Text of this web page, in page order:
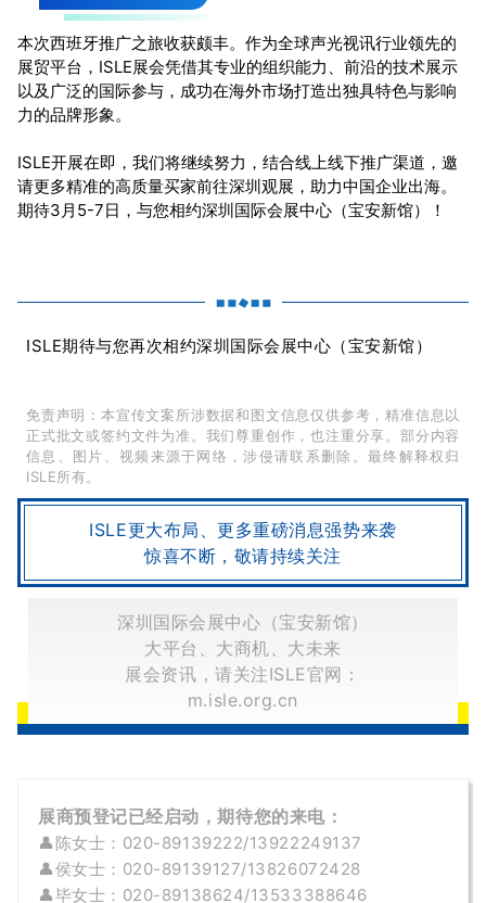
本次西班牙推广之旅收获颇丰。作为全球声光视讯行业领先的
展贸平台，ISLE展会凭借其专业的组织能力、前沿的技术展示
以及广泛的国际参与，成功在海外市场打造出独具特色与影响
力的品牌形象。
ISLE开展在即，我们将继续努力，结合线上线下推广渠道，邀
请更多精准的高质量买家前往深圳观展，助力中国企业出海。
期待3月5-7日，与您相约深圳国际会展中心（宝安新馆）！
ISLE期待与您再次相约深圳国际会展中心（宝安新馆）
免责声明：本宣传文案所涉数据和图文信息仅供参考，精准信息以
正式批文或签约文件为准。我们尊重创作，也注重分享。部分内容
信息、图片、视频来源于网络，涉侵请联系删除。最终解释权归
ISLE所有。
ISLE更大布局、更多重磅消息强势来袭
惊喜不断，敬请持续关注
深圳国际会展中心（宝安新馆）
大平台、大商机、大未来
展会资讯，请关注ISLE官网：
m.isle.org.cn
展商预登记已经启动，期待您的来电：
👤 陈女士：020-89139222/13922249137
👤侯女士 ：020-89139127/13826072428
👤毕女士 ：020-89138624/13533388646